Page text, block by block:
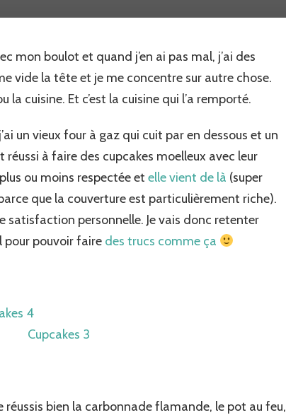
!! mon boulot et quand j’en ai pas mal, j’ai des
vide la tête et je me concentre sur autre chose.
la cuisine. Et c’est la cuisine qui l’a remporté.
un vieux four à gaz qui cuit par en dessous et un
à faire des cupcakes moelleux avec leur
ou moins respectée et elle vient de là (super
que la couverture est particulièrement riche).
satisfaction personnelle. Je vais donc retenter
pour pouvoir faire des trucs comme ça
réussis bien la carbonnade flamande, le pot au feu,